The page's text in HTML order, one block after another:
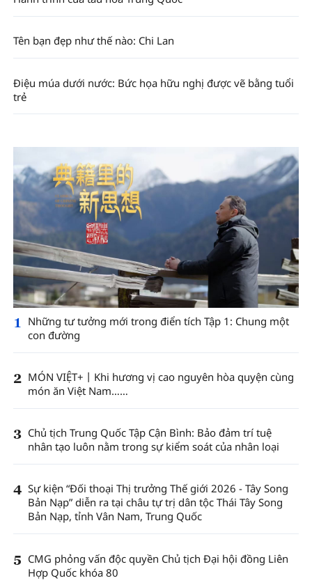
Tên bạn đẹp như thế nào: Chi Lan
Điệu múa dưới nước: Bức họa hữu nghị được vẽ bằng tuổi
trẻ
1
Những tư tưởng mới trong điển tích Tập 1: Chung một
con đường
2 MÓN VIỆT+丨Khi hương vị cao nguyên hòa quyện cùng
món ăn Việt Nam……
3 Chủ tịch Trung Quốc Tập Cận Bình: Bảo đảm trí tuệ
nhân tạo luôn nằm trong sự kiểm soát của nhân loại
4 Sự kiện “Đối thoại Thị trưởng Thế giới 2026 - Tây Song
Bản Nạp” diễn ra tại châu tự trị dân tộc Thái Tây Song
Bản Nạp, tỉnh Vân Nam, Trung Quốc
5 CMG phỏng vấn độc quyền Chủ tịch Đại hội đồng Liên
Hợp Quốc khóa 80